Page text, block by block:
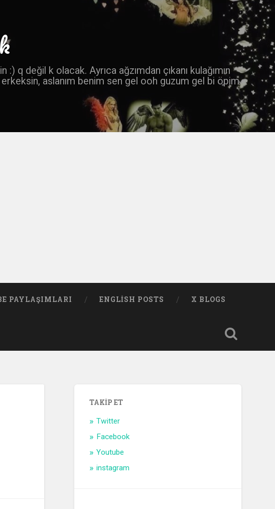
q değil k olacak. Ayrıca ağzımdan çıkanı kulağımın
aslanım benim sen gel ooh guzum gel bi öpim
PAYLAŞIMLARI ENGLISH POSTS X BLOGS
TAKIP ET
Twitter
Facebook
Youtube
instagram